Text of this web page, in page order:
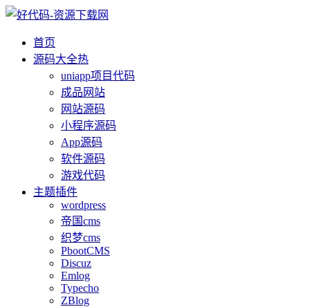
首页
源码大全热
uniapp项目代码
成品网站
网站源码
小程序源码
App源码
软件源码
游戏代码
主题插件
wordpress
帝国cms
织梦cms
PbootCMS
Discuz
Emlog
Typecho
ZBlog